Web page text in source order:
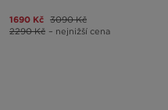
1690 Kč 3090 Kč
2290 Kč – nejnižší cena